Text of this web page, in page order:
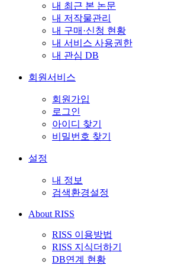
내 최근 본 논문
내 저작물관리
내 구매·신청 현황
내 서비스 사용권한
내 관심 DB
회원서비스
회원가입
로그인
아이디 찾기
비밀번호 찾기
설정
내 정보
검색환경설정
About RISS
RISS 이용방법
RISS 지식더하기
DB연계 현황